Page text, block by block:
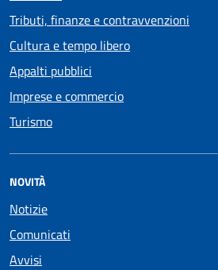
Tributi, finanze e contravvenzioni
Cultura e tempo libero
Appalti pubblici
Imprese e commercio
Turismo
NOVITÀ
Notizie
Comunicati
Avvisi